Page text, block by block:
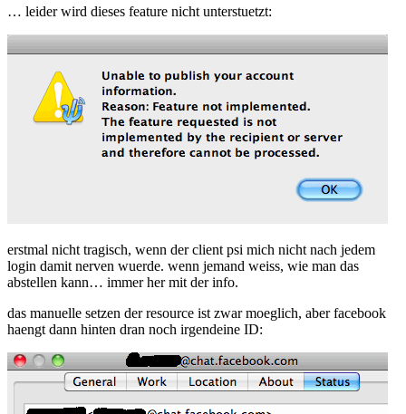
… leider wird dieses feature nicht unterstuetzt:
erstmal nicht tragisch, wenn der client psi mich nicht nach jedem
login damit nerven wuerde. wenn jemand weiss, wie man das
abstellen kann… immer her mit der info.
das manuelle setzen der resource ist zwar moeglich, aber facebook
haengt dann hinten dran noch irgendeine ID: